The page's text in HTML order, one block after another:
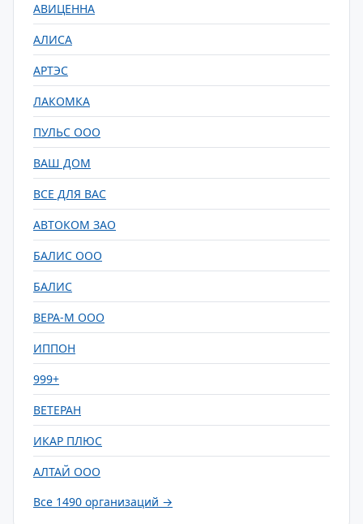
АВИЦЕННА
АЛИСА
АРТЭС
ЛАКОМКА
ПУЛЬС ООО
ВАШ ДОМ
ВСЕ ДЛЯ ВАС
АВТОКОМ ЗАО
БАЛИС ООО
БАЛИС
ВЕРА-М ООО
ИППОН
999+
ВЕТЕРАН
ИКАР ПЛЮС
АЛТАЙ ООО
Все 1490 организаций →